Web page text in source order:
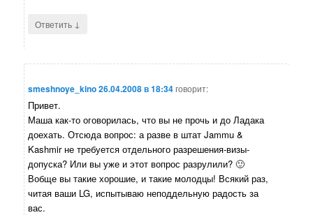
Ответить ↓
smeshnoye_kino26.04.2008 в 18:34говорит:
Привет.
Маша как-то оговорилась, что вы не прочь и до Ладака
доехать. Отсюда вопрос: а разве в штат Jammu &
Kashmir не требуется отдельного разрешения-визы-
допуска? Или вы уже и этот вопрос разрулили? 🙂
Вобще вы такие хорошие, и такие молодцы! Всякий раз,
читая ваши LG, испытываю неподдельную радость за
вас.